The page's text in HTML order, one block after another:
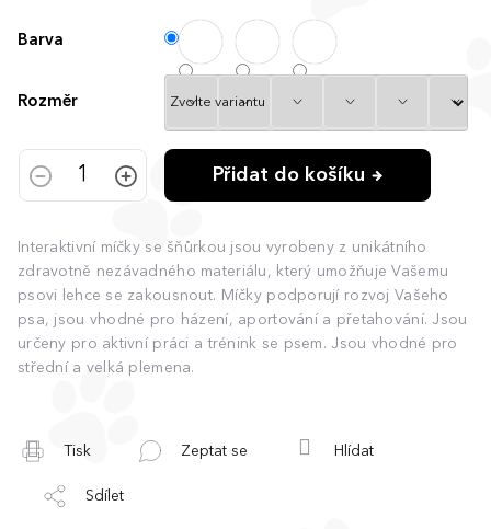
Barva
Rozměr
Přidat do košíku
Interaktivní míčky se šňůrkou jsou vyrobeny z unikátního
zdravotně nezávadného materiálu, který umožňuje Vašemu
psovi lehce se zakousnout. Míčky podporují rozvoj Vašeho
psa, jsou vhodné pro házení, aportování a přetahování. Jsou
určeny pro aktivní práci a trénink se psem. Jsou vhodné pro
střední a velká plemena.
Tisk Zeptat se Hlídat
Sdílet